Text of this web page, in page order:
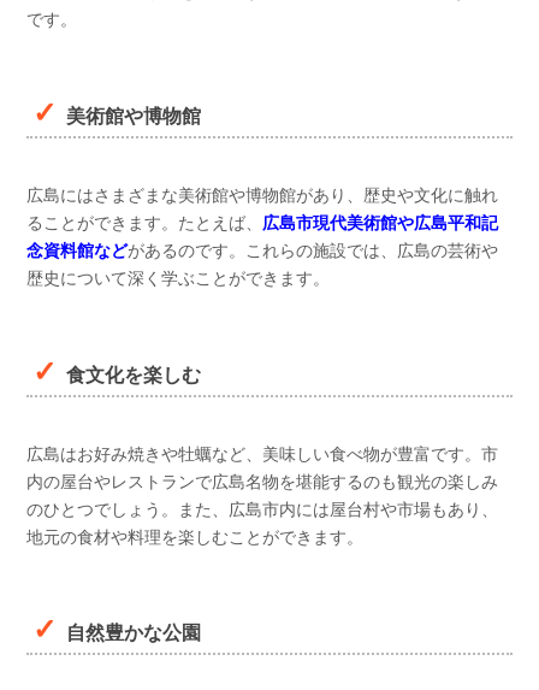
です。
美術館や博物館
広島にはさまざまな美術館や博物館があり、歴史や文化に触れ
ることができます。たとえば、 広島市現代美術館や広島平和記
念資料館などがあるのです。これらの施設では、広島の芸術や
歴史について深く学ぶことができます。
食文化を楽しむ
広島はお好み焼きや牡蠣など、美味しい食べ物が豊富です。市
内の屋台やレストランで広島名物を堪能するのも観光の楽しみ
のひとつでしょう。また、広島市内には屋台村や市場もあり、
地元の食材や料理を楽しむことができます。
自然豊かな公園